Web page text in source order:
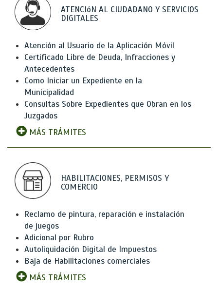
ATENCIóN AL CIUDADANO Y SERVICIOS
DIGITALES
Atención al Usuario de la Aplicación Móvil
Certificado Libre de Deuda, Infracciones y
Antecedentes
Como Iniciar un Expediente en la
Municipalidad
Consultas Sobre Expedientes que Obran en los
Juzgados
MÁS TRÁMITES
HABILITACIONES, PERMISOS Y
COMERCIO
Reclamo de pintura, reparación e instalación
de juegos
Adicional por Rubro
Autoliquidación Digital de Impuestos
Baja de Habilitaciones comerciales
MÁS TRÁMITES